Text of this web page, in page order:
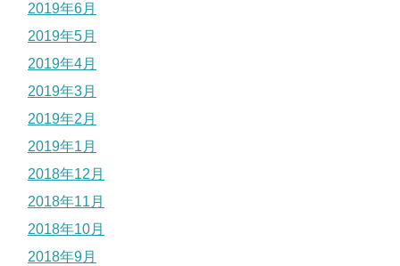
2019年6月
2019年5月
2019年4月
2019年3月
2019年2月
2019年1月
2018年12月
2018年11月
2018年10月
2018年9月